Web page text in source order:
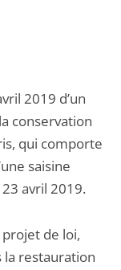
2019 d’un
conservation
qui comporte
saisine
avril 2019.
de loi,
la restauration